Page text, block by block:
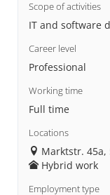
Scope of activities
IT and software
Career level
Professional
Working time
Full time
Locations
Marktstr. 45a,
Hybrid work
Employment type